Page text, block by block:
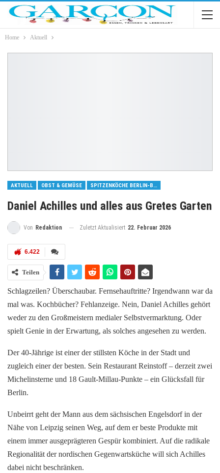
Home Aktuell
AKTUELL OBST & GEMÜSE SPITZENKÖCHE BERLIN-BRANDENBURG
Daniel Achilles und alles aus Gretes Garten
Von Redaktion Zuletzt Aktualisiert 22. Februar 2026
6.422
Teilen
Schlagzeilen? Überschaubar. Fernsehauftritte? Irgendwann war da
mal was. Kochbücher? Fehlanzeige. Nein, Daniel Achilles gehört
weder zu den Großmeistern medialer Selbstvermarktung. Oder
spielt Genie in der Erwartung, als solches angesehen zu werden.
Der 40-Jährige ist einer der stillsten Köche in der Stadt und
zugleich einer der besten. Sein Restaurant Reinstoff – derzeit zwei
Michelinsterne und 18 Gault-Millau-Punkte – ein Glücksfall für
Berlin.
Unbeirrt geht der Mann aus dem sächsischen Engelsdorf in der
Nähe von Leipzig seinen Weg, auf dem er beste Produkte mit
einem immer ausgeprägteren Gespür kombiniert. Auf die radikale
Regionalität der nordischen Gegenwartsküche will sich Achilles
dabei nicht beschränken.